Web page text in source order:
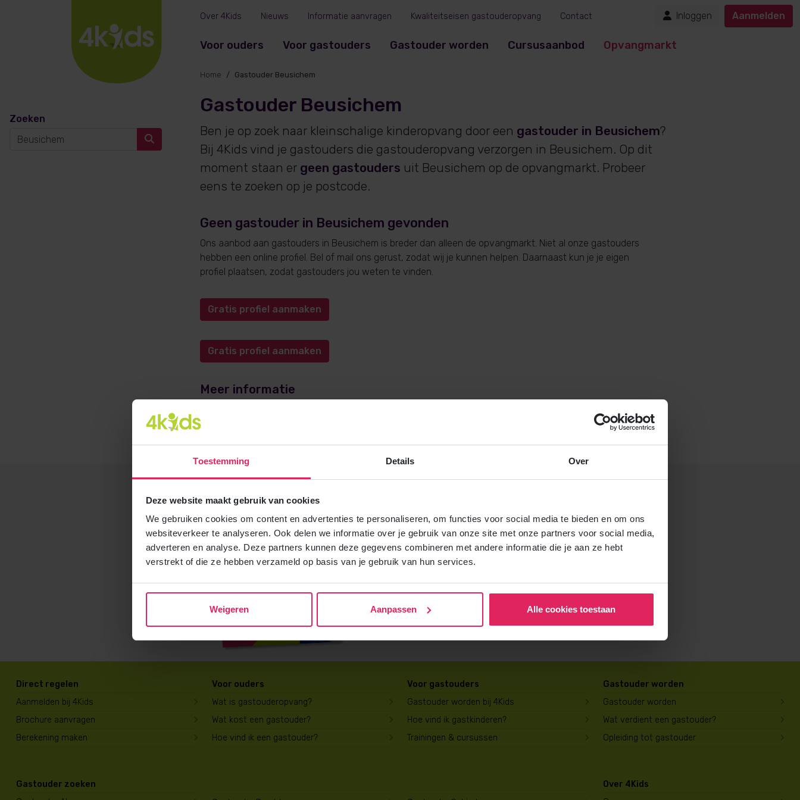
Toestemming Details Over
Deze website maakt gebruik van cookies
We gebruiken cookies om content en advertenties te personaliseren, om functies voor social media te bieden en om ons
websiteverkeer te analyseren. Ook delen we informatie over je gebruik van onze site met onze partners voor social media,
adverteren en analyse. Deze partners kunnen deze gegevens combineren met andere informatie die je aan ze hebt
verstrekt of die ze hebben verzameld op basis van je gebruik van hun services.
Weigeren Aanpassen Alle cookies toestaan
Voor ouders Voor gastouders Gastouder worden Cursusaanbod Opvangmarkt
Over 4Kids Nieuws Informatie aanvragen Kwaliteitseisen gastouderopvang Contact Inloggen Aanmelden
Zoeken
Home Gastouder Beusichem
Gastouder Beusichem
Ben je op zoek naar kleinschalige kinderopvang door een gastouder in Beusichem?
Bij 4Kids vind je gastouders die gastouderopvang verzorgen in Beusichem. Op dit
moment staan er geen gastouders uit Beusichem op de opvangmarkt. Probeer
eens te zoeken op je postcode.
Geen gastouder in Beusichem gevonden
Ons aanbod aan gastouders in Beusichem is breder dan alleen de opvangmarkt. Niet al onze gastouders
hebben een online profiel. Bel of mail ons gerust, zodat wij je kunnen helpen. Daarnaast kun je je eigen
profiel plaatsen, zodat gastouders jou weten te vinden.
Gratis profiel aanmaken
Gratis profiel aanmaken
Meer informatie
opvangadvies@4kids.nl
Meer weten over gastouderopvang via gastouderbureau 4Kids?
Vraag gratis en vrijblijvend de 4Kids brochure voor ouders aan en
ontvang het direct in je mailbox.
Brochure aanvragen
Direct regelen
Aanmelden bij 4Kids
Brochure aanvragen
Berekening maken
Voor ouders
Wat is gastouderopvang?
Wat kost een gastouder?
Hoe vind ik een gastouder?
Voor gastouders
Gastouder worden bij 4Kids
Hoe vind ik gastkinderen?
Trainingen & cursussen
Gastouder worden
Gastouder worden
Wat verdient een gastouder?
Opleiding tot gastouder
Gastouder zoeken
Over 4Kids